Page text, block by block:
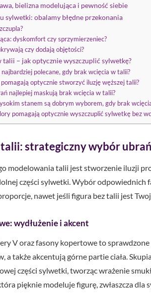
bielizna modelująca i pewność siebie
sylwetki: obalamy błędne przekonania
dyskomfort czy sprzymierzeniec?
czy dodają objętości?
talii – jak optycznie wyszczuplić sylwetkę?
polecane, gdy brak wcięcia w talii?
optycznie stworzyć iluzję węższej talii?
najlepiej maskują brak wcięcia w talii?
stanem są dobrym wyborem, gdy brak
pomagają optycznie wyszczuplić sylwetkę bez
strategiczny wybór
modelowania talii jest stworzenie iluzji
części sylwetki. Wybór odpowiednich
nawet jeśli figura bez talii jest
wydłużenie i akcent
V oraz fasony kopertowe to
a także akcentują górne partie ciała.
części sylwetki, tworząc wrażenie
pięknie modeluje figurę, zwłaszcza dla